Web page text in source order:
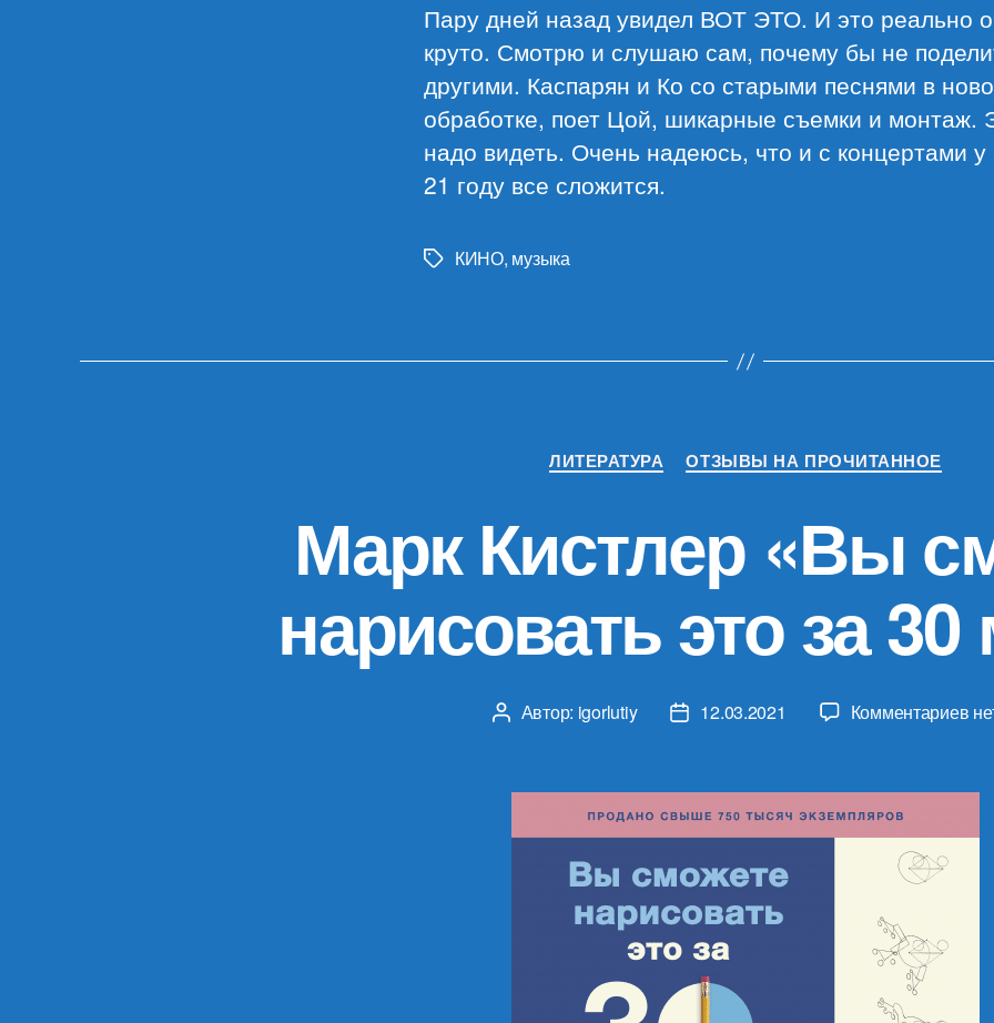
Пару дней назад увидел ВОТ ЭТО. И это реально
круто. Смотрю и слушаю сам, почему бы не
другими. Каспарян и Ко со старыми песнями в
обработке, поет Цой, шикарные съемки и монтаж.
надо видеть. Очень надеюсь, что и с концертами у
21 году все сложится.
МеткиКИНО, музыка
Рубрики
ЛИТЕРАТУРА ОТЗЫВЫ НА ПРОЧИТАННОЕ
Марк Кистлер «Вы
нарисовать это за 30
Автор
Автор: igorlutiy
Дата12.03.2021 Комментариевк